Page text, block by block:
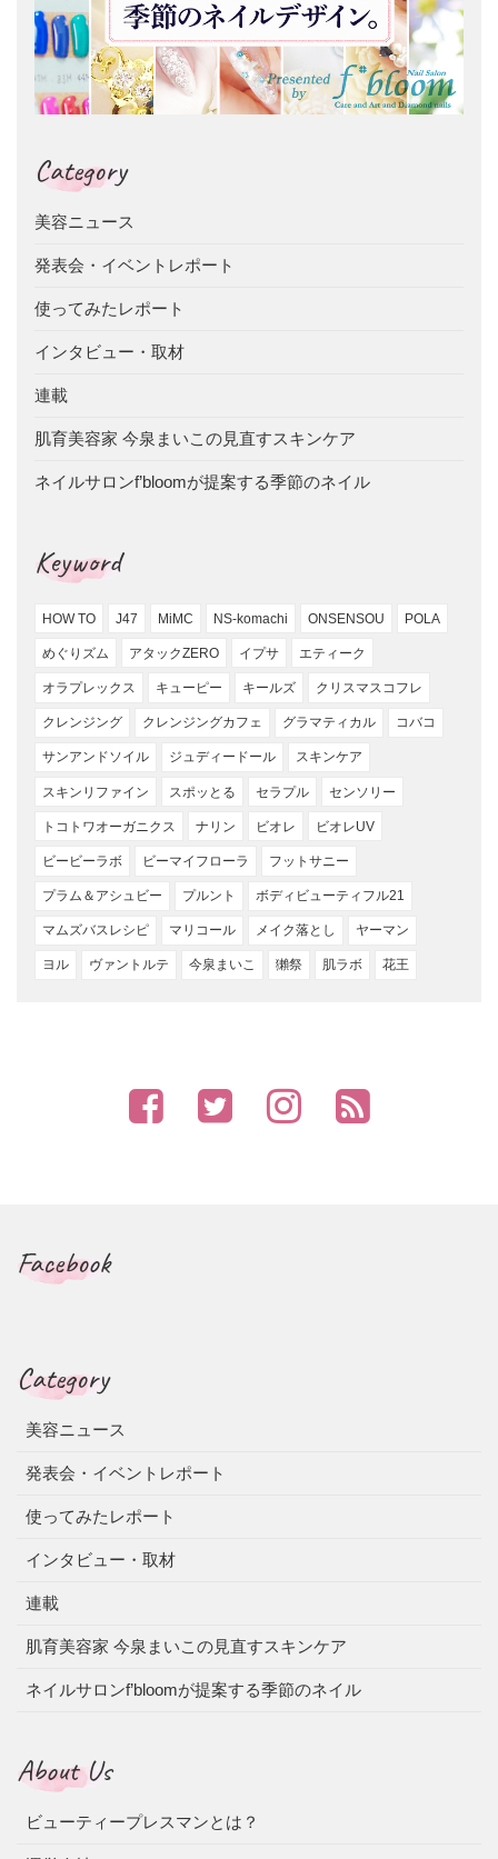
Category
美容ニュース
発表会・イベントレポート
使ってみたレポート
インタビュー・取材
連載
肌育美容家 今泉まいこの見直すスキンケア
ネイルサロンf’bloomが提案する季節のネイル
Keyword
HOW TO J47 MiMC NS-komachi ONSENSOU POLA
めぐりズム アタックZERO イプサ エティーク
オラプレックス キューピー キールズ クリスマスコフレ
クレンジング クレンジングカフェ グラマティカル コバコ
サンアンドソイル ジュディードール スキンケア
スキンリファイン スポッとる セラプル センソリー
トコトワオーガニクス ナリン ビオレ ビオレUV
ビービーラボ ビーマイフローラ フットサニー
プラム＆アシュビー プルント ボディビューティフル21
マムズバスレシピ マリコール メイク落とし ヤーマン
ヨル ヴァントルテ 今泉まいこ 獺祭 肌ラボ 花王
Facebook
Category
美容ニュース
発表会・イベントレポート
使ってみたレポート
インタビュー・取材
連載
肌育美容家 今泉まいこの見直すスキンケア
ネイルサロンf’bloomが提案する季節のネイル
About Us
ビューティープレスマンとは？